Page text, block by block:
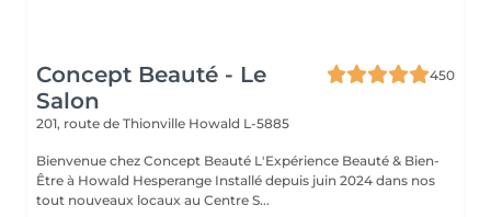
Concept Beauté - Le
Salon
450
201, route de Thionville Howald L-5885
Bienvenue chez Concept Beauté L'Expérience Beauté & Bien-
Être à Howald Hesperange Installé depuis juin 2024 dans nos
tout nouveaux locaux au Centre S...